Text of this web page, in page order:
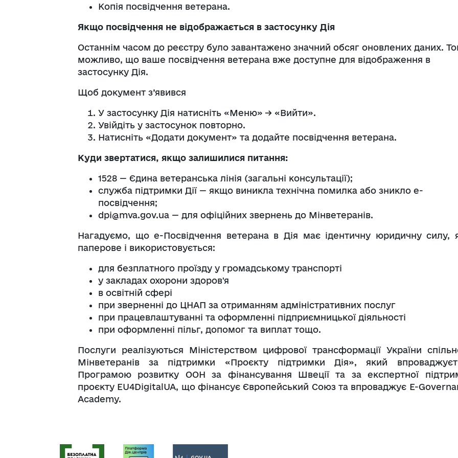
Копія посвідчення ветерана.
Якщо посвідчення не відображається в застосунку Дія
Останнім часом до реєстру було завантажено значний обсяг оновлених даних.
можливо, що ваше посвідчення ветерана вже доступне для відображення в
застосунку Дія.
Щоб документ з’явився
У застосунку Дія натисніть «Меню» → «Вийти».
Увійдіть у застосунок повторно.
Натисніть «Додати документ» та додайте посвідчення ветерана.
Куди звертатися, якщо залишилися питання:
1528 — Єдина ветеранська лінія (загальні консультації);
служба підтримки Дії — якщо виникла технічна помилка або зникло е-
посвідчення;
dpi@mva.gov.ua — для офіційних звернень до Мінветеранів.
Нагадуємо, що е-Посвідчення ветерана в Дія має ідентичну юридичну силу,
паперове і використовується:
для безплатного проїзду у громадському транспорті
у закладах охорони здоров'я
в освітній сфері
при зверненні до ЦНАП за отриманням адміністративних послуг
при працевлаштуванні та оформленні підприємницької діяльності
при оформленні пільг, допомог та виплат тощо.
Послуги реалізуються Міністерством цифрової трансформації України
Мінветеранів за підтримки «Проєкту підтримки Дія», який
Програмою розвитку ООН за фінансування Швеції та за експертної
проєкту EU4DigitalUA, що фінансує Європейський Союз та впроваджує E-
Academy.